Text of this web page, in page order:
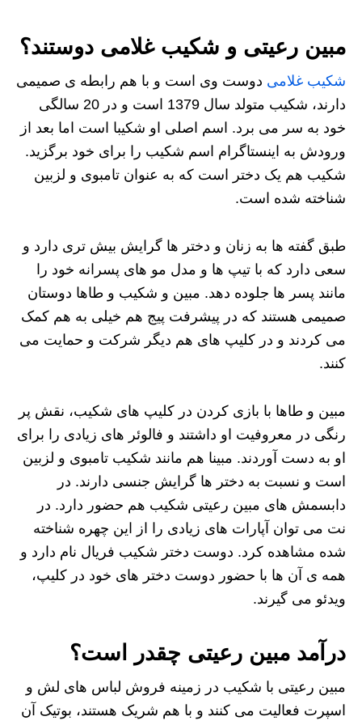
مبین رعیتی و شکیب غلامی دوستند؟
شکیب غلامی دوست وی است و با هم رابطه ی صمیمی
دارند، شکیب متولد سال 1379 است و در 20 سالگی
خود به سر می برد. اسم اصلی او شکیبا است اما بعد از
ورودش به اینستاگرام اسم شکیب را برای خود برگزید.
شکیب هم یک دختر است که به عنوان تامبوی و لزبین
شناخته شده است.
طبق گفته ها به زنان و دختر ها گرایش بیش تری دارد و
سعی دارد که با تیپ ها و مدل مو های پسرانه خود را
مانند پسر ها جلوده دهد. مبین و شکیب و طاها دوستان
صمیمی هستند که در پیشرفت پیج هم خیلی به هم کمک
می کردند و در کلیپ های هم دیگر شرکت و حمایت می
کنند.
مبین و طاها با بازی کردن در کلیپ های شکیب، نقش پر
رنگی در معروفیت او داشتند و فالوئر های زیادی را برای
او به دست آوردند. مبینا هم مانند شکیب تامبوی و لزبین
است و نسبت به دختر ها گرایش جنسی دارند. در
دابسمش های مبین رعیتی شکیب هم حضور دارد. در
نت می توان آپارات های زیادی را از این چهره شناخته
شده مشاهده کرد. دوست دختر شکیب فریال نام دارد و
همه ی آن ها با حضور دوست دختر های خود در کلیپ،
ویدئو می گیرند.
درآمد مبین رعیتی چقدر است؟
مبین رعیتی با شکیب در زمینه فروش لباس های لش و
اسپرت فعالیت می کنند و با هم شریک هستند، بوتیک آن